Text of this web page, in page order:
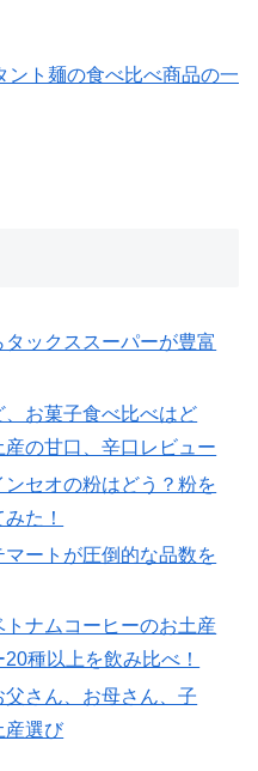
ント麺の食べ比べ商品の一
ックススーパーが豊富
お菓子食べ比べはど
の甘口、辛口レビュー
セオの粉はどう？粉を
た！
ートが圧倒的な品数を
ナムコーヒーのお土産
種以上を飲み比べ！
さん、お母さん、子
産選び